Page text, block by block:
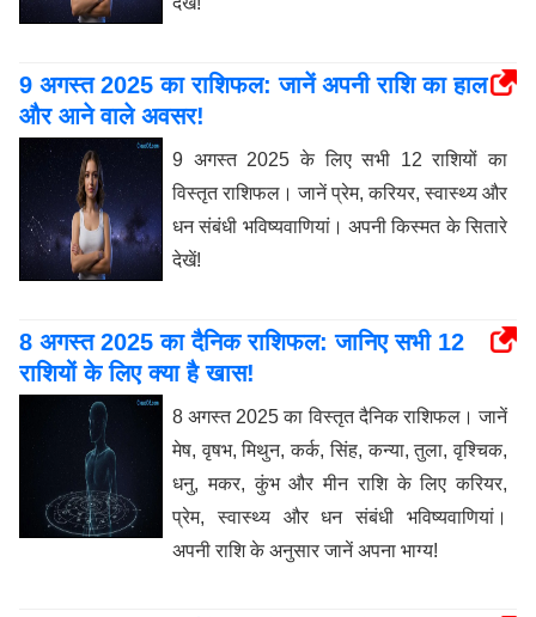
9 अगस्त 2025 का राशिफल: जानें अपनी राशि का हाल
और आने वाले अवसर!
9 अगस्त 2025 के लिए सभी 12 राशियों का
विस्तृत राशिफल। जानें प्रेम, करियर, स्वास्थ्य और
धन संबंधी भविष्यवाणियां। अपनी किस्मत के सितारे
देखें!
8 अगस्त 2025 का दैनिक राशिफल: जानिए सभी 12
राशियों के लिए क्या है खास!
8 अगस्त 2025 का विस्तृत दैनिक राशिफल। जानें
मेष, वृषभ, मिथुन, कर्क, सिंह, कन्या, तुला, वृश्चिक,
धनु, मकर, कुंभ और मीन राशि के लिए करियर,
प्रेम, स्वास्थ्य और धन संबंधी भविष्यवाणियां।
अपनी राशि के अनुसार जानें अपना भाग्य!